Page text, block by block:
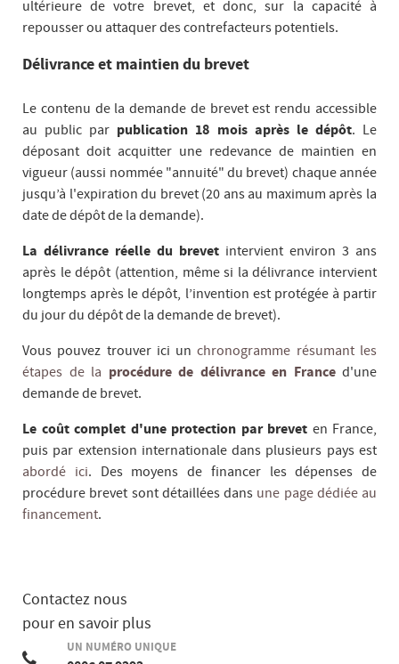
ultérieure de votre brevet, et donc, sur la capacité à
repousser ou attaquer des contrefacteurs potentiels.
Délivrance et maintien du brevet
Le contenu de la demande de brevet est rendu accessible
au public par publication 18 mois après le dépôt. Le
déposant doit acquitter une redevance de maintien en
vigueur (aussi nommée "annuité" du brevet) chaque année
jusqu’à l'expiration du brevet (20 ans au maximum après la
date de dépôt de la demande).
La délivrance réelle du brevet intervient environ 3 ans
après le dépôt (attention, même si la délivrance intervient
longtemps après le dépôt, l’invention est protégée à partir
du jour du dépôt de la demande de brevet).
Vous pouvez trouver ici un chronogramme résumant les
étapes de la procédure de délivrance en France d'une
demande de brevet.
Le coût complet d'une protection par brevet en France,
puis par extension internationale dans plusieurs pays est
abordé ici. Des moyens de financer les dépenses de
procédure brevet sont détaillées dans une page dédiée au
financement.
Contactez nous
pour en savoir plus
UN NUMÉRO UNIQUE